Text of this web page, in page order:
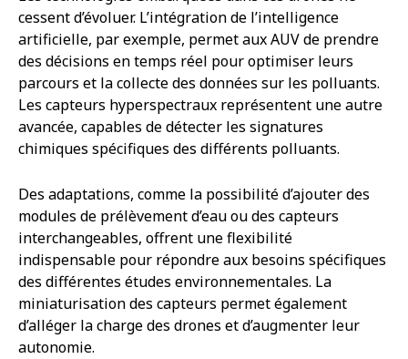
cessent d’évoluer. L’intégration de l’intelligence
artificielle, par exemple, permet aux AUV de prendre
des décisions en temps réel pour optimiser leurs
parcours et la collecte des données sur les polluants.
Les capteurs hyperspectraux représentent une autre
avancée, capables de détecter les signatures
chimiques spécifiques des différents polluants.
Des adaptations, comme la possibilité d’ajouter des
modules de prélèvement d’eau ou des capteurs
interchangeables, offrent une flexibilité
indispensable pour répondre aux besoins spécifiques
des différentes études environnementales. La
miniaturisation des capteurs permet également
d’alléger la charge des drones et d’augmenter leur
autonomie.